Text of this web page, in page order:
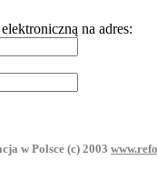
na adres:
w Polsce (c) 2003